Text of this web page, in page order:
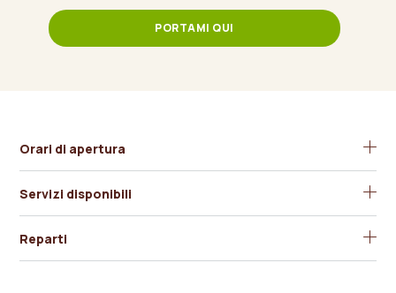
PORTAMI QUI
Orari di apertura
Servizi disponibili
Carte di Credito
Reparti